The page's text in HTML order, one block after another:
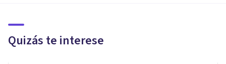
Quizás te interese